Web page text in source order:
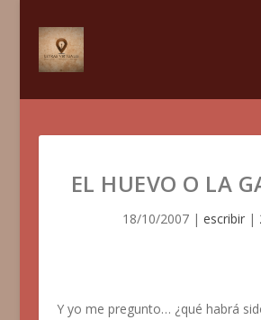
EL HUEVO O LA
18/10/2007| escribir|
Y yo me pregunto… ¿qué habrá